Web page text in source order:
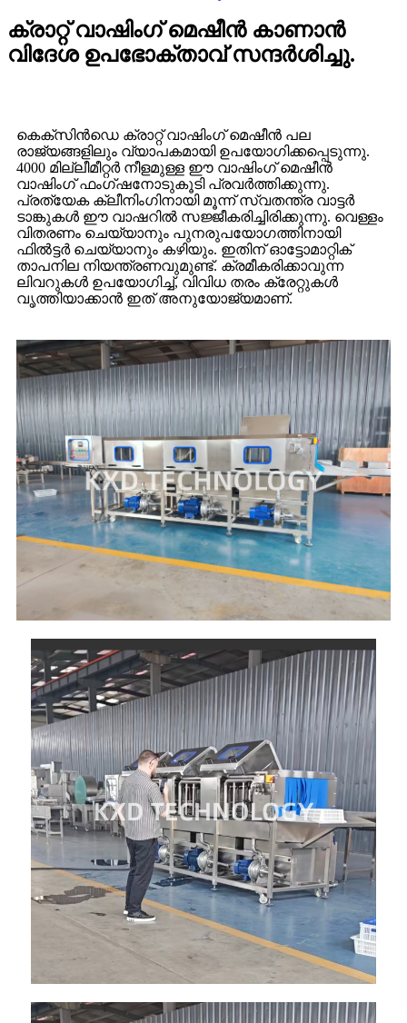
ക്രാറ്റ് വാഷിംഗ് മെഷീൻ കാണാൻ
വിദേശ ഉപഭോക്താവ് സന്ദർശിച്ചു.
കെക്സിൻഡെ ക്രാറ്റ് വാഷിംഗ് മെഷീൻ പല
രാജ്യങ്ങളിലും വ്യാപകമായി ഉപയോഗിക്കപ്പെടുന്നു.
4000 മില്ലീമീറ്റർ നീളമുള്ള ഈ വാഷിംഗ് മെഷീൻ
വാഷിംഗ് ഫംഗ്ഷനോടുകൂടി പ്രവർത്തിക്കുന്നു.
പ്രത്യേക ക്ലീനിംഗിനായി മൂന്ന് സ്വതന്ത്ര വാട്ടർ
ടാങ്കുകൾ ഈ വാഷറിൽ സജ്ജീകരിച്ചിരിക്കുന്നു. വെള്ളം
വിതരണം ചെയ്യാനും പുനരുപയോഗത്തിനായി
ഫിൽട്ടർ ചെയ്യാനും കഴിയും. ഇതിന് ഓട്ടോമാറ്റിക്
താപനില നിയന്ത്രണവുമുണ്ട്. ക്രമീകരിക്കാവുന്ന
ലിവറുകൾ ഉപയോഗിച്ച്, വിവിധ തരം ക്രേറ്റുകൾ
വൃത്തിയാക്കാൻ ഇത് അനുയോജ്യമാണ്.